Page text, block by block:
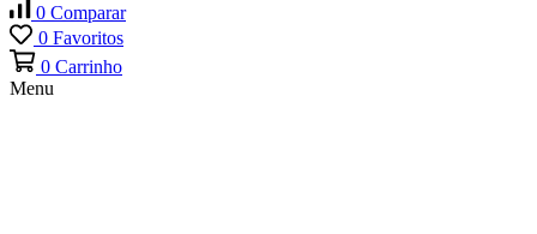
0 Comparar
0 Favoritos
0 Carrinho
Menu